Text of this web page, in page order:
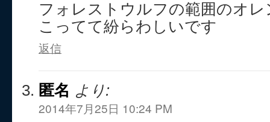
フォレストウルフの範囲のオ
こってて紛らわしいです
返信
匿名 より:
2014年7月25日 10:24 PM